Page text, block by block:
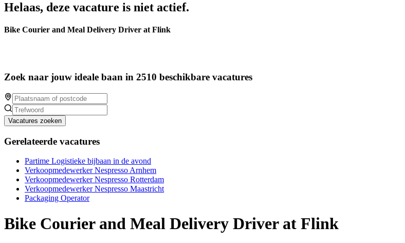
Helaas, deze vacature is niet actief.
Bike Courier and Meal Delivery Driver at Flink
Zoek naar jouw ideale baan in 2510 beschikbare vacatures
Vacatures zoeken
Gerelateerde vacatures
Partime Logistieke bijbaan in de avond
Verkoopmedewerker Nespresso Arnhem
Verkoopmedewerker Nespresso Rotterdam
Verkoopmedewerker Nespresso Maastricht
Packaging Operator
Bike Courier and Meal Delivery Driver at Flink